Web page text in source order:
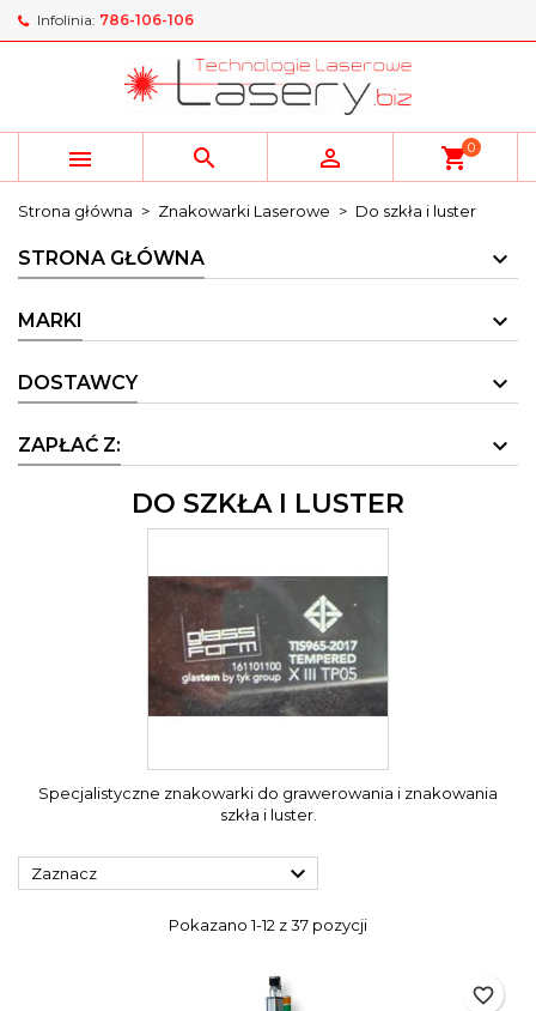
Infolinia: 786-106-106
   shopping_cart0
Strona główna Znakowarki Laserowe Do szkła i luster
STRONA GŁÓWNA
MARKI
DOSTAWCY
ZAPŁAĆ Z:
DO SZKŁA I LUSTER
Specjalistyczne znakowarki do grawerowania i znakowania
szkła i luster.
Zaznacz 
Pokazano 1-12 z 37 pozycji
favorite_border
My wishlists ×
Create new list
((modalTitle)) ×
((confirmMessage))
((cancelText)) ((modalDeleteText))
Utwórz listę życzeń ×
Zaloguj się ×
Musisz być zalogowany by zapisać produkty na
swojej liście życzeń.
Anuluj Zaloguj się